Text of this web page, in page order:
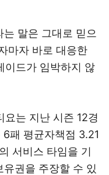
말은 그대로 믿으
마자 바로 대응한
이드가 임박하지 않
는 지난 시즌 12경
패 평균자책점 3.21
서비스 타임을 기
권을 주장할 수 있